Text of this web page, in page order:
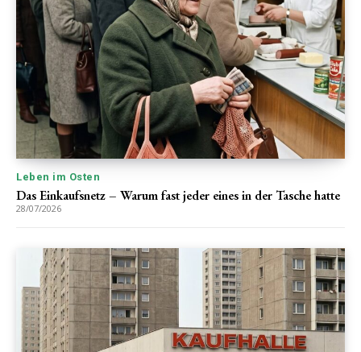
Leben im Osten
Das Einkaufsnetz – Warum fast jeder eines in der Tasche hatte
28/07/2026